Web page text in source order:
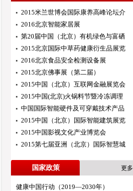
2015米兰世博会国际康养高峰论坛介
2016北京智能家居展
第20届中国（北京）有机绿色与富硒
2015北京国际中草药健康衍生品展览
2016北京食品安全检测设备展
2015北京佛事展（第二届）
2015中国（北京）互联网金融展览会
2015中国(北京)火锅料节暨冷冻调理
中国国际智能硬件及可穿戴技术产品
2015中国（北京）国际智能建筑展览
2015中国影视文化产业博览会
2015第七届亚洲（北京）国际智慧城
国家政策 更多
健康中国行动（2019—2030年）